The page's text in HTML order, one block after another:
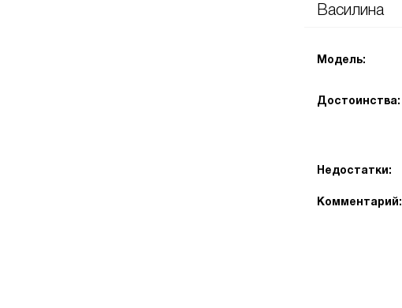
Василина
Модель:
Достоинства:
Недостатки:
Комментарий: